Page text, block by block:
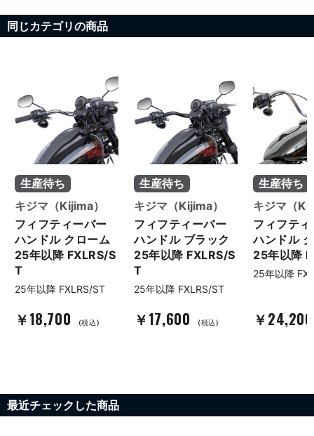
同じカテゴリの商品
生産待ち
キジマ（Kijima）
フィフティーバー
ハンドル クローム
25年以降 FXLRS/S
T
25年以降 FXLRS/ST
￥18,700 (税込)
生産待ち
キジマ（Kijima）
フィフティーバー
ハンドル ブラック
25年以降 FXLRS/S
T
25年以降 FXLRS/ST
￥17,600 (税込)
生産待ち
キジマ（
フィフテ
ハンドル
25年以降
25年以降
￥
最近チェックした商品